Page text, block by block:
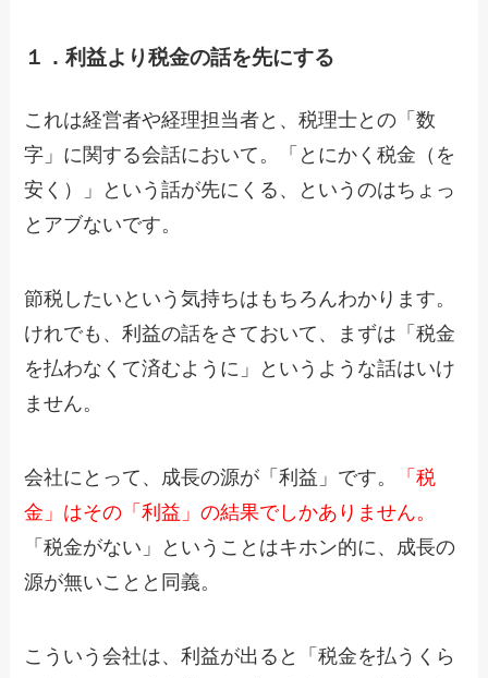
１．利益より税金の話を先にする
これは経営者や経理担当者と、税理士との「数
字」に関する会話において。「とにかく税金（を
安く）」という話が先にくる、というのはちょっ
とアブないです。
節税したいという気持ちはもちろんわかります。
けれでも、利益の話をさておいて、まずは「税金
を払わなくて済むように」というような話はいけ
ません。
会社にとって、成長の源が「利益」です。
「税
金」はその「利益」の結果でしかありません。
「税金がない」ということはキホン的に、成長の
源が無いことと同義。
こういう会社は、利益が出ると「税金を払うくら